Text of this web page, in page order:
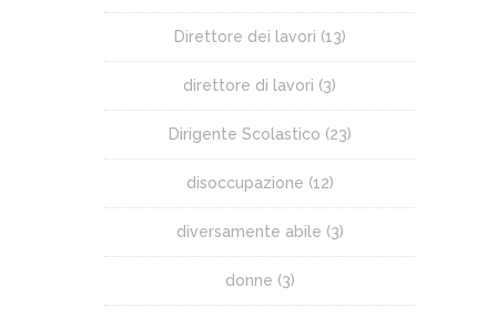
Direttore dei lavori (13)
direttore di lavori (3)
Dirigente Scolastico (23)
disoccupazione (12)
diversamente abile (3)
donne (3)